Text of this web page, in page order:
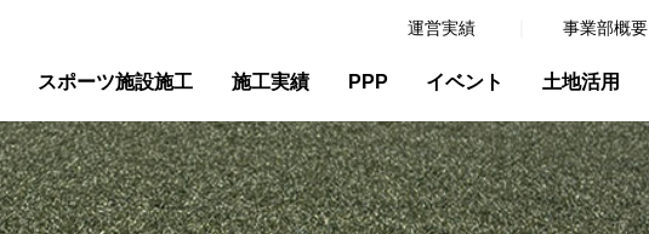
運営実績 事業部概要
スポーツ施設施工 施工実績 PPP イベント 土地活用